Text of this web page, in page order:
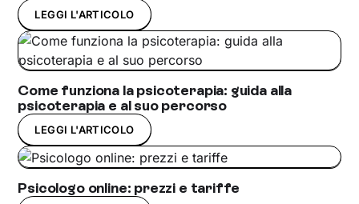
LEGGI L'ARTICOLO
Come funziona la psicoterapia: guida alla
psicoterapia e al suo percorso
LEGGI L'ARTICOLO
Psicologo online: prezzi e tariffe